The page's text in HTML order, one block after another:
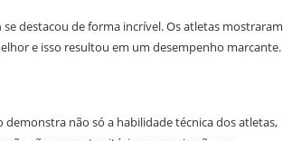
se destacou de forma incrível. Os atletas mostraram
e isso resultou em um desempenho marcante.
não só a habilidade técnica dos atletas,